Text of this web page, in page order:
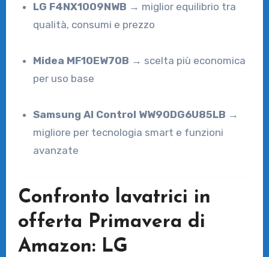
LG F4NX1009NWB → miglior equilibrio tra
qualità, consumi e prezzo
Midea MF10EW70B → scelta più economica
per uso base
Samsung AI Control WW90DG6U85LB →
migliore per tecnologia smart e funzioni
avanzate
Confronto lavatrici in
offerta Primavera di
Amazon: LG